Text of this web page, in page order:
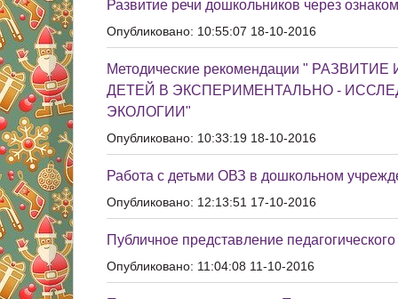
Развитие речи дошкольников через
Опубликовано: 10:55:07 18-10-2016
Методические рекомендации "
ДЕТЕЙ В ЭКСПЕРИМЕНТАЛЬНО -
ЭКОЛОГИИ"
Опубликовано: 10:33:19 18-10-2016
Работа с детьми ОВЗ в дошкольном
Опубликовано: 12:13:51 17-10-2016
Публичное представление
Опубликовано: 11:04:08 11-10-2016